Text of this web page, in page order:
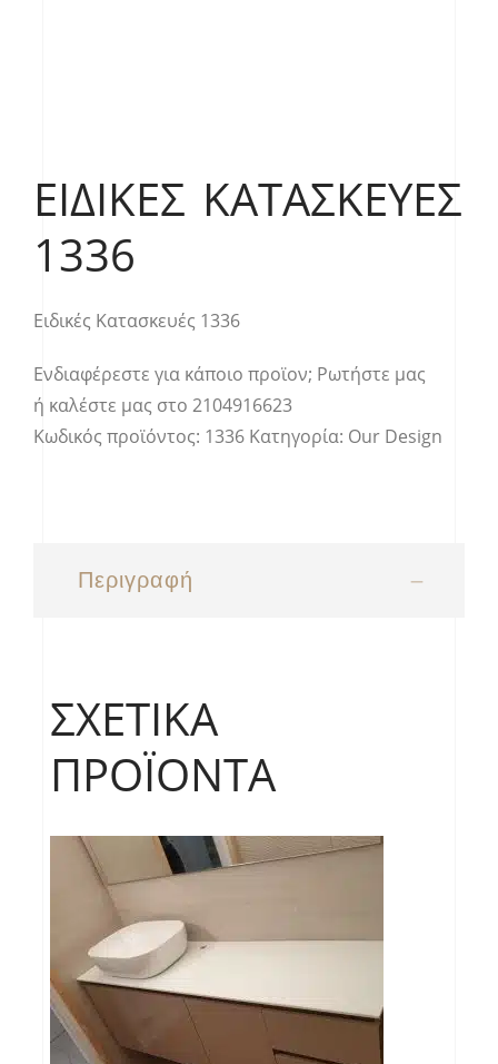
ΕΙΔΙΚΈΣ ΚΑΤΑΣΚΕΥΈΣ
1336
Ειδικές Κατασκευές 1336
Ενδιαφέρεστε για κάποιο προϊον; Ρωτήστε μας
ή καλέστε μας στο 2104916623
Κωδικός προϊόντος: 1336 Κατηγορία: Our Design
Περιγραφή
ΣΧΕΤΙΚΆ
ΠΡΟΪΌΝΤΑ